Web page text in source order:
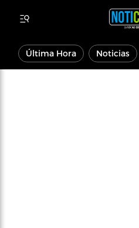
Última Hora Noticias